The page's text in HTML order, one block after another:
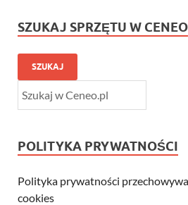
SZUKAJ SPRZĘTU W CENEO
SZUKAJ
POLITYKA PRYWATNOŚCI
Polityka prywatności
cookies